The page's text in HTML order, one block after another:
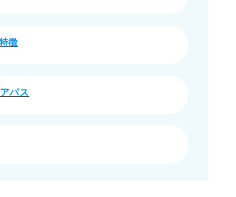
磨く
れる力をさらに磨いて挑戦しよう！
徴
パス